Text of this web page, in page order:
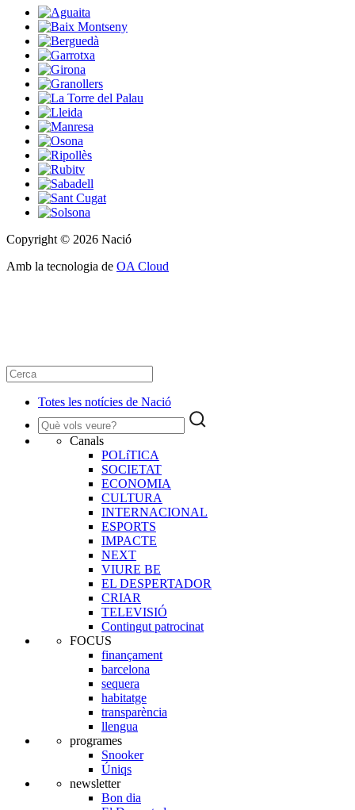
Copyright © 2026 Nació
Amb la tecnologia de OA Cloud
Totes les notícies de Nació
Canals
POLíTICA
SOCIETAT
ECONOMIA
CULTURA
INTERNACIONAL
ESPORTS
IMPACTE
NEXT
VIURE BE
EL DESPERTADOR
CRIAR
TELEVISIÓ
Contingut patrocinat
FOCUS
finançament
barcelona
sequera
habitatge
transparència
llengua
programes
Snooker
Úniqs
newsletter
Bon dia